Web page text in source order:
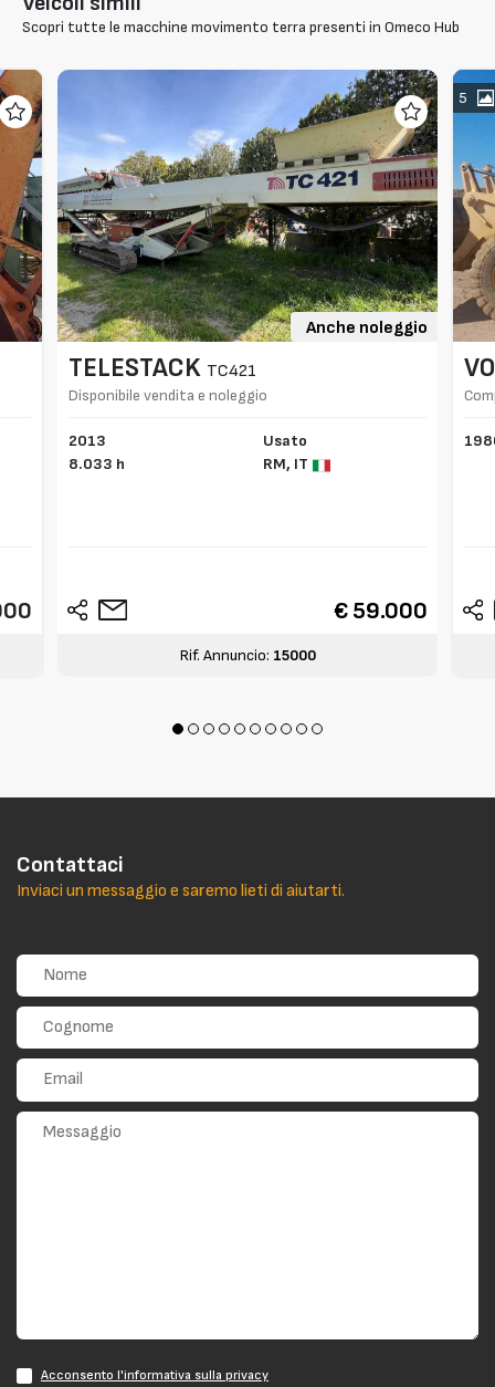
Scopri tutte le macchine movimento terra presenti in Omeco Hub
Anche noleggio
TELESTACK TC421
Disponibile vendita e noleggio
2013
8.033 h
Usato
RM, IT
€ 59.000
Rif. Annuncio: 15000
5
Contattaci
Inviaci un messaggio e saremo lieti di aiutarti.
Acconsento l'informativa sulla privacy